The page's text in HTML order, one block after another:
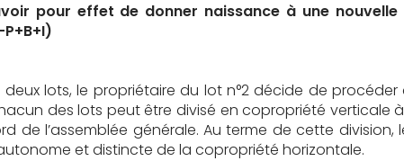
pour effet de donner naissance à une
lots, le propriétaire du lot n°2 décide de
des lots peut être divisé en copropriété verticale
de l’assemblée générale. Au terme de cette
et distincte de la copropriété horizontale.